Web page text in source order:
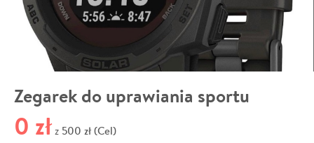
Zegarek do uprawiania sportu
0 zł z 500 zł (Cel)